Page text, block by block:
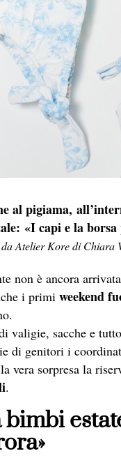
al pigiama,
«I capi e la
Atelier Kore di Chiara
non è ancora
i primi weekend
valigie, sacche e
di genitori i
vera sorpresa la
.